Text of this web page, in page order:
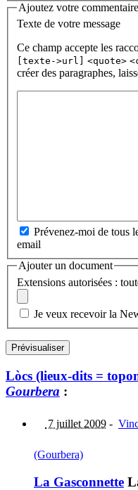
Ajoutez votre
Texte de votre message
Ce champ accepte les
[texte->url]
<quote>
créer des paragraphes,
Prévenez-moi de tous
email
Ajouter un document
Extensions autorisées :
Je veux recevoir la
Lòcs (lieux-dits =
Gourbera :
7 juillet 2009 -
(Gourbera)
La Gasconnette